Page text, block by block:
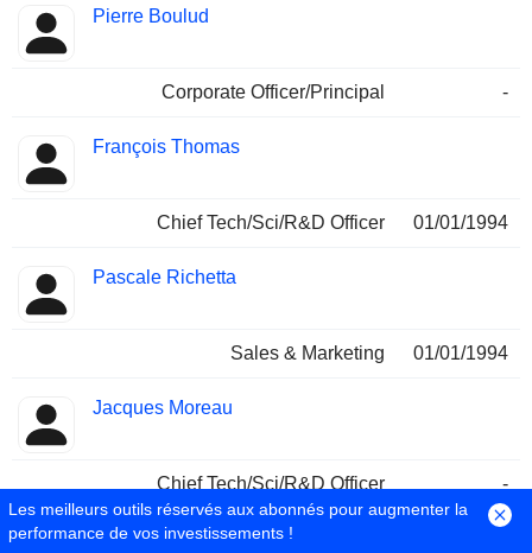
Pierre Boulud
Corporate Officer/Principal -
François Thomas
Chief Tech/Sci/R&D Officer 01/01/1994
Pascale Richetta
Sales & Marketing 01/01/1994
Jacques Moreau
Chief Tech/Sci/R&D Officer -
Viviane Montarnal
Les meilleurs outils réservés aux abonnés pour augmenter la
performance de vos investissements !